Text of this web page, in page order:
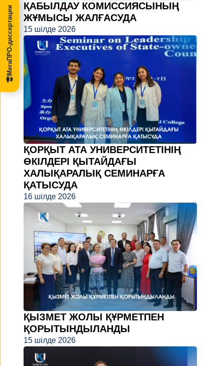
ҚАБЫЛДАУ КОМИССИЯСЫНЫҢ
ЖҰМЫСЫ ЖАЛҒАСУДА
15 шілде 2026
ҚОРҚЫТ АТА УНИВЕРСИТЕТІНІҢ
ӨКІЛДЕРІ ҚЫТАЙДАҒЫ
ХАЛЫҚАРАЛЫҚ СЕМИНАРҒА
ҚАТЫСУДА
16 шілде 2026
ҚЫЗМЕТ ЖОЛЫ ҚҰРМЕТПЕН
ҚОРЫТЫНДЫЛАНДЫ
15 шілде 2026
МегаПРО-диссертации